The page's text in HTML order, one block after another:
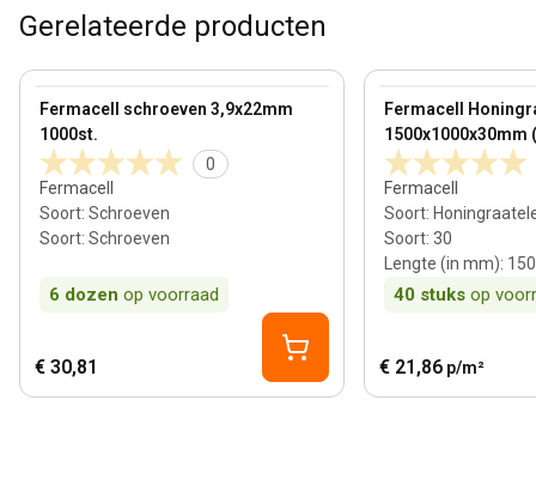
Gerelateerde producten
Fermacell schroeven 3,9x22mm
1000st.
0
Fermacell
Soort: Schroeven
Soort: Schroeven
6 dozen op voorraad
View product
€ 30,81
Fermacell
1500x1000x30mm
Fermacell
Soort:
Soort: 30
Lengte (in mm):
40 stuks op
View product
€ 21,86 p/m²